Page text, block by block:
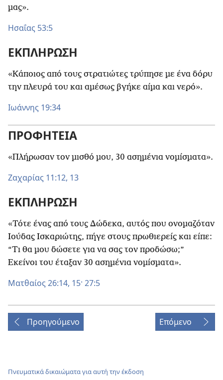
μας».
Ησαΐας 53:5
ΕΚΠΛΗΡΩΣΗ
«Κάποιος από τους στρατιώτες τρύπησε με ένα δόρυ
την πλευρά του και αμέσως βγήκε αίμα και νερό».
Ιωάννης 19:34
ΠΡΟΦΗΤΕΙΑ
«Πλήρωσαν τον μισθό μου, 30 ασημένια νομίσματα».
Ζαχαρίας 11:12, 13
ΕΚΠΛΗΡΩΣΗ
«Τότε ένας από τους Δώδεκα, αυτός που ονομαζόταν
Ιούδας Ισκαριώτης, πήγε στους πρωθιερείς και είπε:
“Τι θα μου δώσετε για να σας τον προδώσω;”
Εκείνοι του έταξαν 30 ασημένια νομίσματα».
Ματθαίος 26:14, 15· 27:5
Προηγούμενο Επόμενο
Πνευματικά δικαιώματα για αυτή την έκδοση